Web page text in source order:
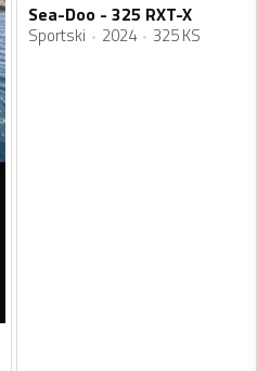
Sea-Doo - 325 RXT-X
Sportski 2024 325 KS